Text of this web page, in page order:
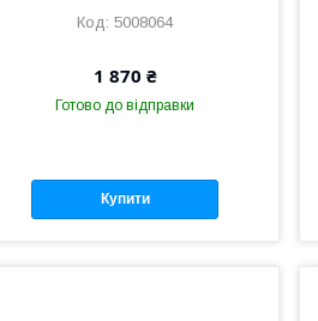
5008064
1 870 ₴
Готово до відправки
Купити